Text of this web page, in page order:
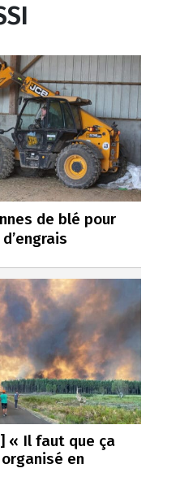
de blé pour
« Il faut que ça
en